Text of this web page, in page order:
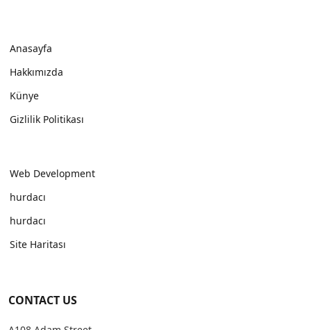
Anasayfa
Hakkımızda
Künye
Gizlilik Politikası
Web Development
hurdacı
hurdacı
Site Haritası
CONTACT US